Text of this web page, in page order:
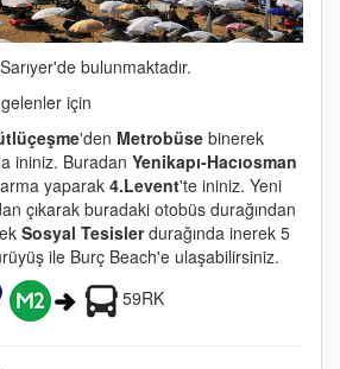
bulunmaktadır.
için
'den Metrobüse binerek
ininiz. Buradan Yenikapı-Hacıosman
yaparak 4.Levent'te ininiz. Yeni
çıkarak buradaki otobüs durağından
Sosyal Tesislerdurağında inerek 5
ile Burç Beach'e ulaşabilirsiniz.
59RK